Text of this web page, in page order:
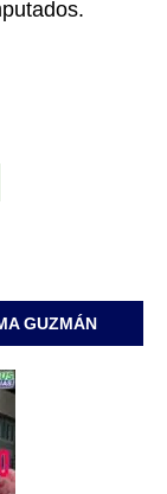
GUZMÁN